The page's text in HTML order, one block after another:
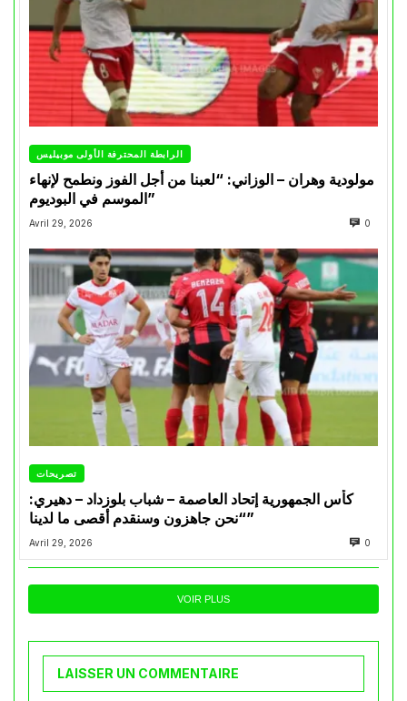
الرابطة المحترفة الأولى موبيليس
مولودية وهران – الوزاني: “لعبنا من أجل الفوز ونطمح لإنهاء
الموسم في البوديوم”
Avril 29, 2026 0
تصريحات
كأس الجمهورية إتحاد العاصمة – شباب بلوزداد – دهيري:
“نحن جاهزون وسنقدم أقصى ما لدينا”
Avril 29, 2026 0
VOIR PLUS
LAISSER UN COMMENTAIRE